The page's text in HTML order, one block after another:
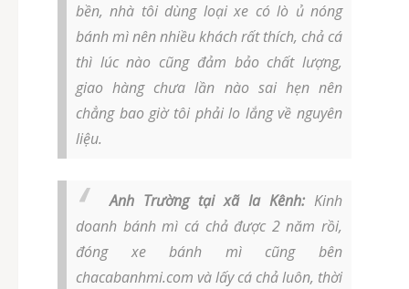
bền, nhà tôi dùng loại xe có lò ủ nóng
bánh mì nên nhiều khách rất thích, chả cá
thì lúc nào cũng đảm bảo chất lượng,
giao hàng chưa lần nào sai hẹn nên
chẳng bao giờ tôi phải lo lắng về nguyên
liệu.
Anh Trường tại xã Ia Kênh: Kinh
doanh bánh mì cá chả được 2 năm rồi,
đóng xe bánh mì cũng bên
chacabanhmi.com và lấy cá chả luôn, thời